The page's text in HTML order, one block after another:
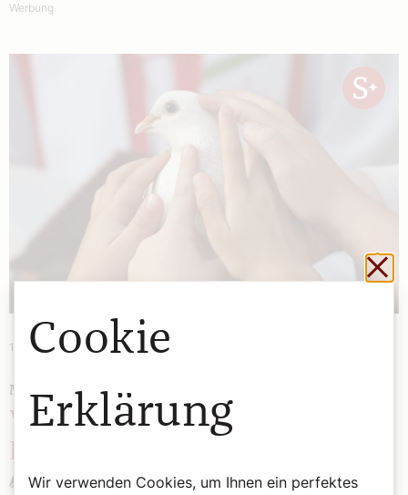
Werbung
14. Mai 2024| Meinung
MEINUNG
Wie der Heilige Geist die
Kirche neu entflammt
Bernhard Messer
Cookie
Erklärung
Wir verwenden Cookies, um Ihnen ein perfektes